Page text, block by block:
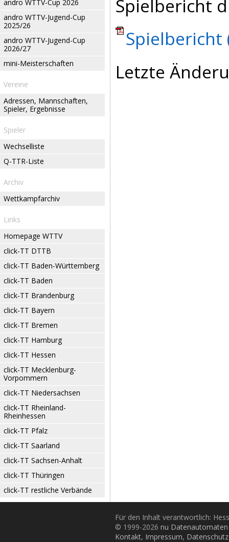
andro WTTV-Cup 2026
andro WTTV-Jugend-Cup
2025/26
andro WTTV-Jugend-Cup
2026/27
mini-Meisterschaften
Vereine
Adressen, Mannschaften,
Spieler, Ergebnisse
Spieler
Wechselliste
Q-TTR-Liste
Archiv
Wettkampfarchiv
Links
Homepage WTTV
click-TT DTTB
click-TT Baden-Württemberg
click-TT Baden
click-TT Brandenburg
click-TT Bayern
click-TT Bremen
click-TT Hamburg
click-TT Hessen
click-TT Mecklenburg-
Vorpommern
click-TT Niedersachsen
click-TT Rheinland-
Rheinhessen
click-TT Pfalz
click-TT Saarland
click-TT Sachsen-Anhalt
click-TT Thüringen
click-TT restliche Verbände
Spielbericht
Spielbericht
Letzte
Für den Inhalt verantwortlich:
© 1999-2026 nu
Kontakt, Impressum, Datenschutz